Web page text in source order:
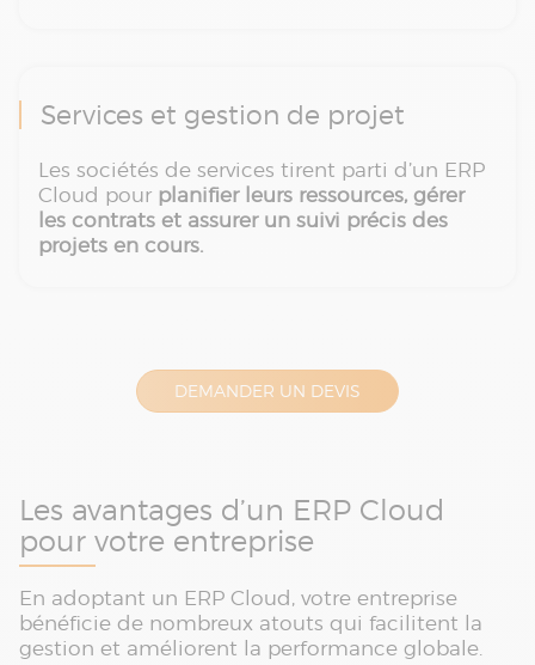
Services et gestion de projet
Les sociétés de services tirent parti d’un ERP
Cloud pour planifier leurs ressources, gérer
les contrats et assurer un suivi précis des
projets en cours.
DEMANDER UN DEVIS
Les avantages d’un ERP Cloud
pour votre entreprise
En adoptant un ERP Cloud, votre entreprise
bénéficie de nombreux atouts qui facilitent la
gestion et améliorent la performance globale.